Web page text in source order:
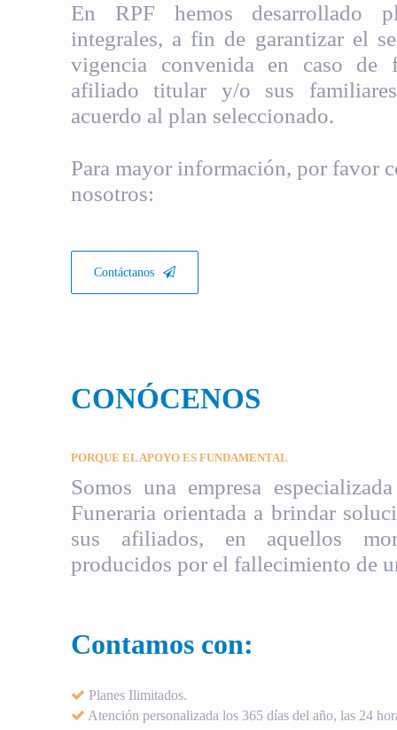
En RPF hemos desarrollado
integrales, a fin de garantizar el
vigencia convenida en caso de
afiliado titular y/o sus
acuerdo al plan seleccionado.
Para mayor información, por favor
nosotros:
Contáctanos
CONÓCENOS
PORQUE EL APOYO ES FUNDAMENTAL
Somos una empresa
Funeraria orientada a brindar
sus afiliados, en aquellos
producidos por el fallecimiento de
Contamos con:
Planes Ilimitados.
Atención personalizada los 365 días del año, las 24